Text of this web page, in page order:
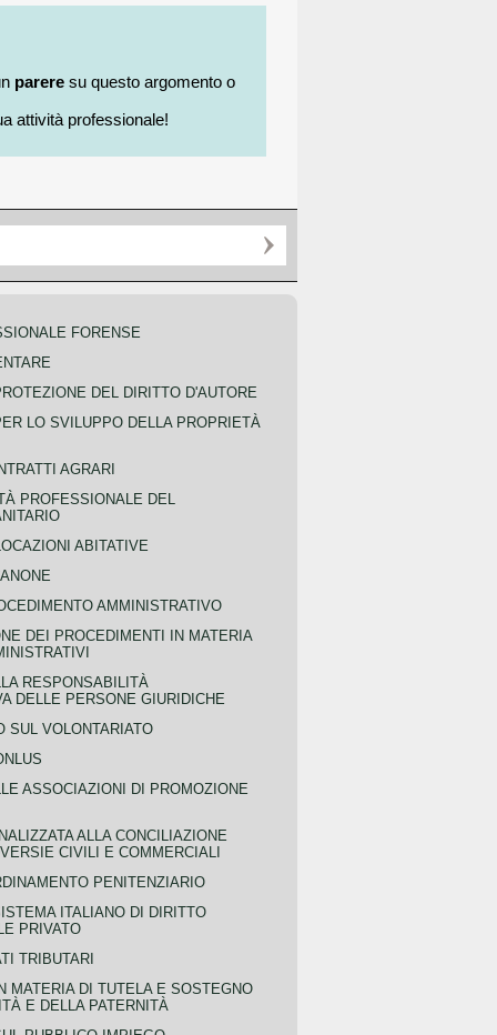
pareresu questo argomento o
attività professionale!
FORENSE
DEL DIRITTO D'AUTORE
LO SVILUPPO DELLA PROPRIETÀ
AGRARI
PROFESSIONALE DEL
ABITATIVE
AMMINISTRATIVO
DEI PROCEDIMENTI IN MATERIA
RESPONSABILITÀ
DELLE PERSONE GIURIDICHE
SUL VOLONTARIATO
ASSOCIAZIONI DI PROMOZIONE
ALLA CONCILIAZIONE
CIVILI E COMMERCIALI
PENITENZIARIO
ITALIANO DI DIRITTO
PRIVATO
TRIBUTARI
MATERIA DI TUTELA E SOSTEGNO
E DELLA PATERNITÀ